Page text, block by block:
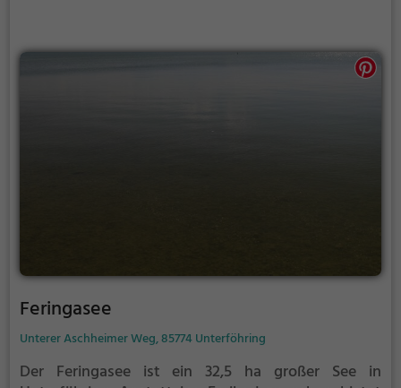
Feringasee
Unterer Aschheimer Weg, 85774 Unterföhring
Der Feringasee ist ein 32,5 ha großer See in